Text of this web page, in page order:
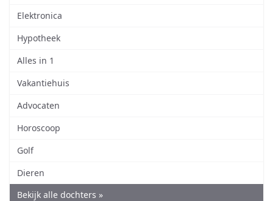
Elektronica
Hypotheek
Alles in 1
Vakantiehuis
Advocaten
Horoscoop
Golf
Dieren
Bekijk alle dochters »